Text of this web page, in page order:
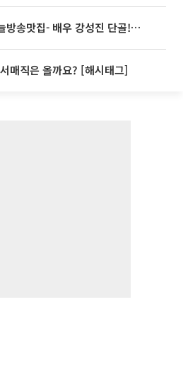
'2TV 생생정보' 오늘방송맛집- 배우 강성진 단골! 쌀국수ㆍ푸팟퐁 커리 맛집 '블○○○'
매직은 올까요? [해시태그]